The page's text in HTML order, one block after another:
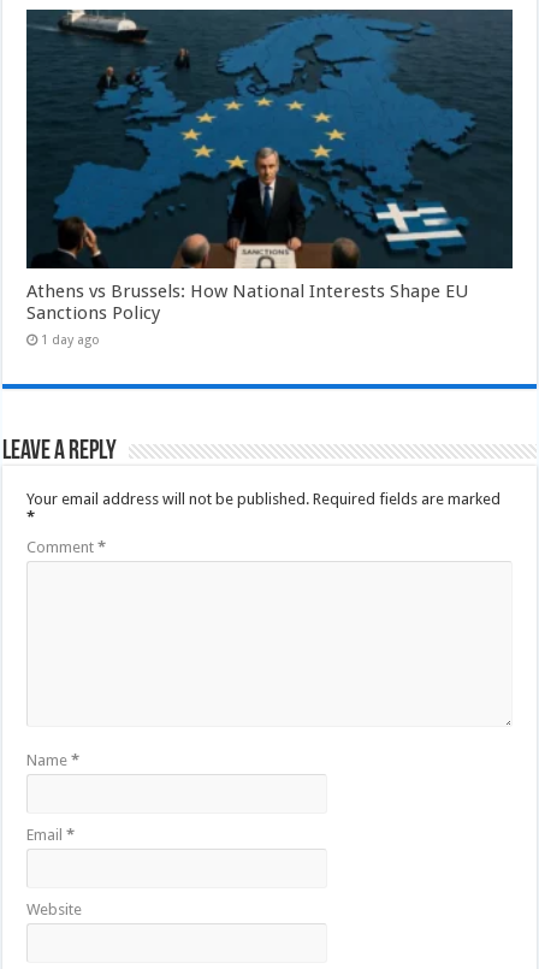
Athens vs Brussels: How National Interests Shape EU
Sanctions Policy
1 day ago
Leave a Reply
Your email address will not be published. Required fields are marked
*
Comment*
Name*
Email*
Website